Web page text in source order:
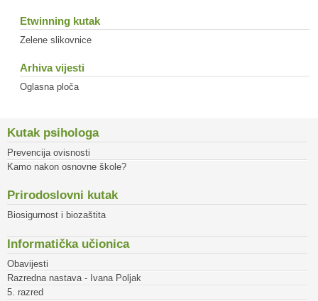
Etwinning kutak
Zelene slikovnice
Arhiva vijesti
Oglasna ploča
Kutak psihologa
Prevencija ovisnosti
Kamo nakon osnovne škole?
Prirodoslovni kutak
Biosigurnost i biozaštita
Informatička učionica
Obavijesti
Razredna nastava - Ivana Poljak
5. razred